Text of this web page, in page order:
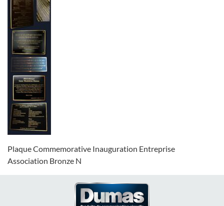
Plaque Commemorative Inauguration Entreprise
Association Bronze N